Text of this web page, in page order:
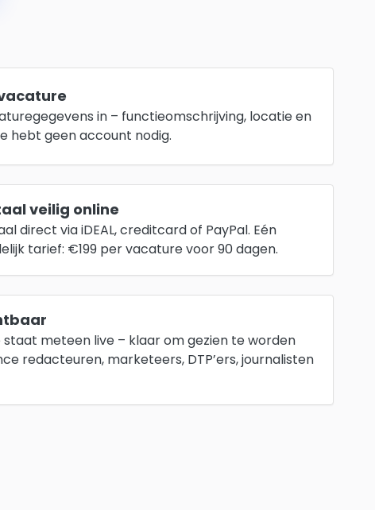
in – functieomschrijving, locatie en
hebt geen account nodig.
veilig online
direct via iDEAL, creditcard of PayPal. Eén
tarief: €199 per vacature voor 90 dagen.
meteen live – klaar om gezien te worden
redacteuren, marketeers, DTP’ers, journalisten